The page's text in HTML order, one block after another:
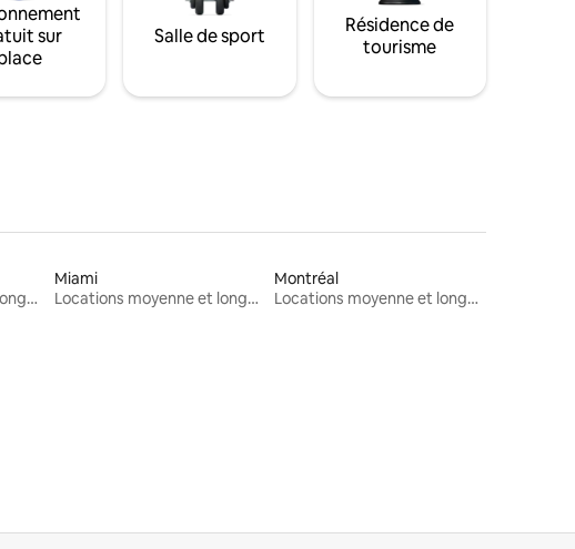
sur
Salle de sport
Résidence de
tourisme
Locations moyenne et longue durée
Miami
Locations moyenne et longue durée
Montréal
Locations moyenne et longue durée